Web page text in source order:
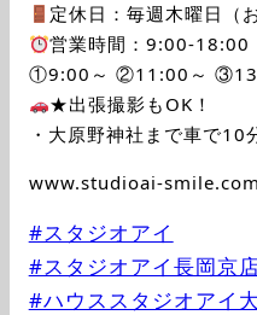
定休日：毎週木曜日（
営業時間：9:00-18:00
①9:00～ ②11:00～
★出張撮影もOK！
・大原野神社まで車で10
www.studioai-smile.com
#スタジオアイ
#スタジオアイ長岡京
#ハウススタジオアイ